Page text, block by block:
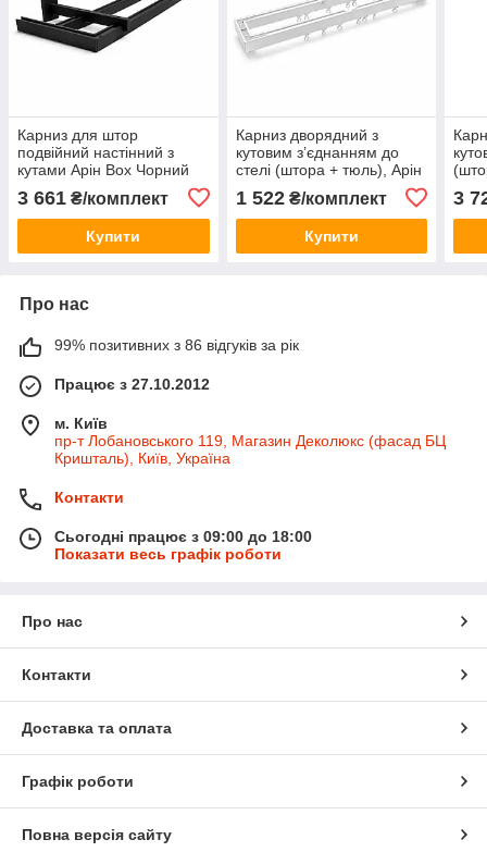
Карниз для штор
подвійний настінний з
кутами Арін Box Чорний
3 661 ₴/комплект
Купити
Карниз дворядний з
кутовим з’єднанням до
стелі (штора + тюль), Арін
1 522₴/комплект
Купити
3
Про нас
99% позитивних з 86 відгуків за рік
Працює з 27.10.2012
м. Київ
пр-т Лобановського 119, Магазин Деколюкс (фасад БЦ
Кришталь), Київ, Україна
Контакти
Сьогодні працює з 09:00 до 18:00
Показати весь графік роботи
Про нас
Контакти
Доставка та оплата
Графік роботи
Повна версія сайту